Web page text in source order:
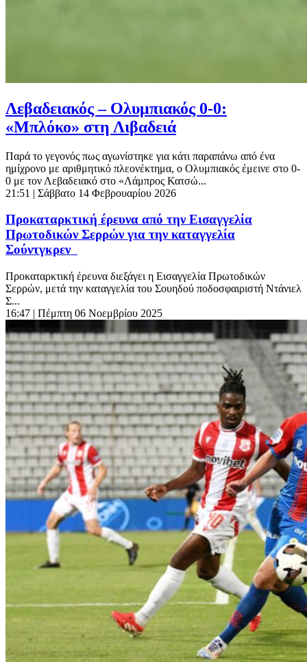
Λεβαδειακός – Ολυμπιακός 0-0:
«Μπλόκο» στη Λιβαδειά
Παρά το γεγονός πως αγωνίστηκε για κάτι παραπάνω από ένα
ημίχρονο με αριθμητικό πλεονέκτημα, ο Ολυμπιακός έμεινε στο 0-
0 με τον Λεβαδειακό στο «Λάμπρος Κατσώ...
21:51 | Σάββατο 14 Φεβρουαρίου 2026
Προκαταρκτική έρευνα από την Εισαγγελία
Πρωτοδικών Σερρών για την καταγγελία
Σούντγκρεν
Προκαταρκτική έρευνα διεξάγει η Εισαγγελία Πρωτοδικών
Σερρών, μετά την καταγγελία του Σουηδού ποδοσφαιριστή Ντάνιελ
Σ...
16:47 | Πέμπτη 06 Νοεμβρίου 2025